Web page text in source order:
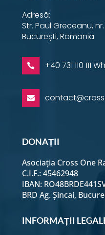
Adresă:
Str. Paul Greceanu,
București, Romania
 +40 731 110 111

DONAȚII
Asociația Cross One
C.I.F.: 45462948
IBAN:
BRD Ag. Șincai,
INFORMAȚII